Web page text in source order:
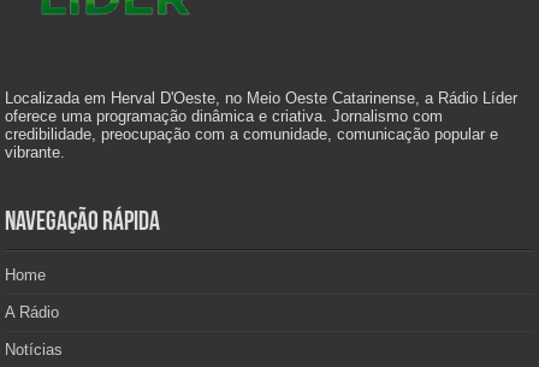
Localizada em Herval D'Oeste, no Meio Oeste Catarinense, a Rádio Líder
oferece uma programação dinâmica e criativa. Jornalismo com
credibilidade, preocupação com a comunidade, comunicação popular e
vibrante.
Navegação Rápida
Home
A Rádio
Notícias